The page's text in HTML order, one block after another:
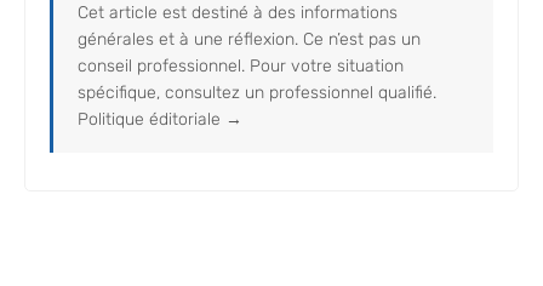
Cet article est destiné à des informations
générales et à une réflexion. Ce n’est pas un
conseil professionnel. Pour votre situation
spécifique, consultez un professionnel qualifié.
Politique éditoriale →